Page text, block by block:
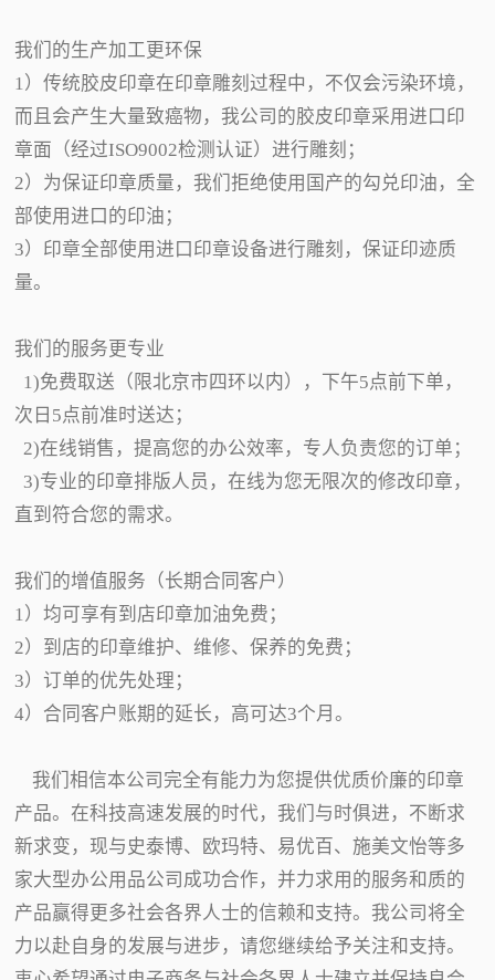
我们的生产加工更环保
1）传统胶皮印章在印章雕刻过程中，不仅会污染环境，
而且会产生大量致癌物，我公司的胶皮印章采用进口印
章面（经过ISO9002检测认证）进行雕刻；
2）为保证印章质量，我们拒绝使用国产的勾兑印油，全
部使用进口的印油；
3）印章全部使用进口印章设备进行雕刻，保证印迹质
量。
我们的服务更专业
1)免费取送（限北京市四环以内），下午5点前下单，
次日5点前准时送达；
2)在线销售，提高您的办公效率，专人负责您的订单；
3)专业的印章排版人员，在线为您无限次的修改印章，
直到符合您的需求。
我们的增值服务（长期合同客户）
1）均可享有到店印章加油免费；
2）到店的印章维护、维修、保养的免费；
3）订单的优先处理；
4）合同客户账期的延长，高可达3个月。
我们相信本公司完全有能力为您提供优质价廉的印章
产品。在科技高速发展的时代，我们与时俱进，不断求
新求变，现与史泰博、欧玛特、易优百、施美文怡等多
家大型办公用品公司成功合作，并力求用的服务和质的
产品赢得更多社会各界人士的信赖和支持。我公司将全
力以赴自身的发展与进步，请您继续给予关注和支持。